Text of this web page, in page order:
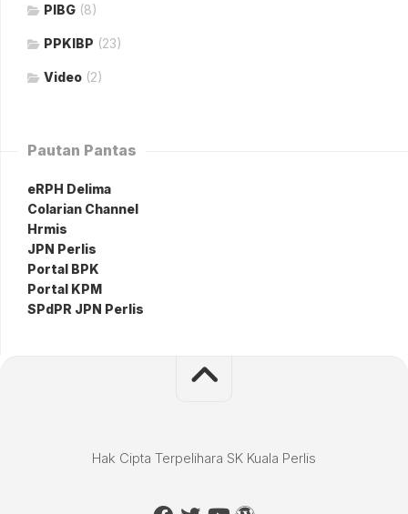
PIBG (8)
PPKIBP (23)
Video (2)
Pautan Pantas
eRPH Delima
Colarian Channel
Hrmis
JPN Perlis
Portal BPK
Portal KPM
SPdPR JPN Perlis
Hak Cipta Terpelihara SK Kuala Perlis